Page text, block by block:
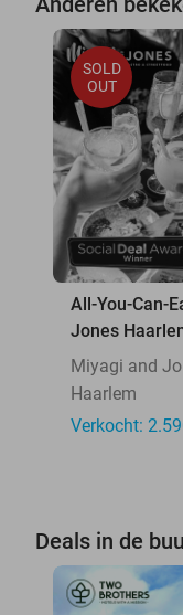
SOLD
OUT
All-You-Can-
Jones
Miyagi and
Haarlem
Verkocht:
Deals in de